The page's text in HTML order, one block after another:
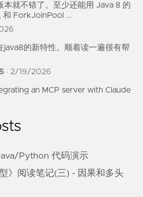
邮件服务器需要验证，则加上 user 和
from=
本就不错了。至少还能用 Java 8 的
和 ForkJoinPool ...
java8的新特性。顺着读一遍很有帮
· 2/19/2026
an MCP server with Claude
Python 代码演示
》阅读笔记(三) - 因果和多头